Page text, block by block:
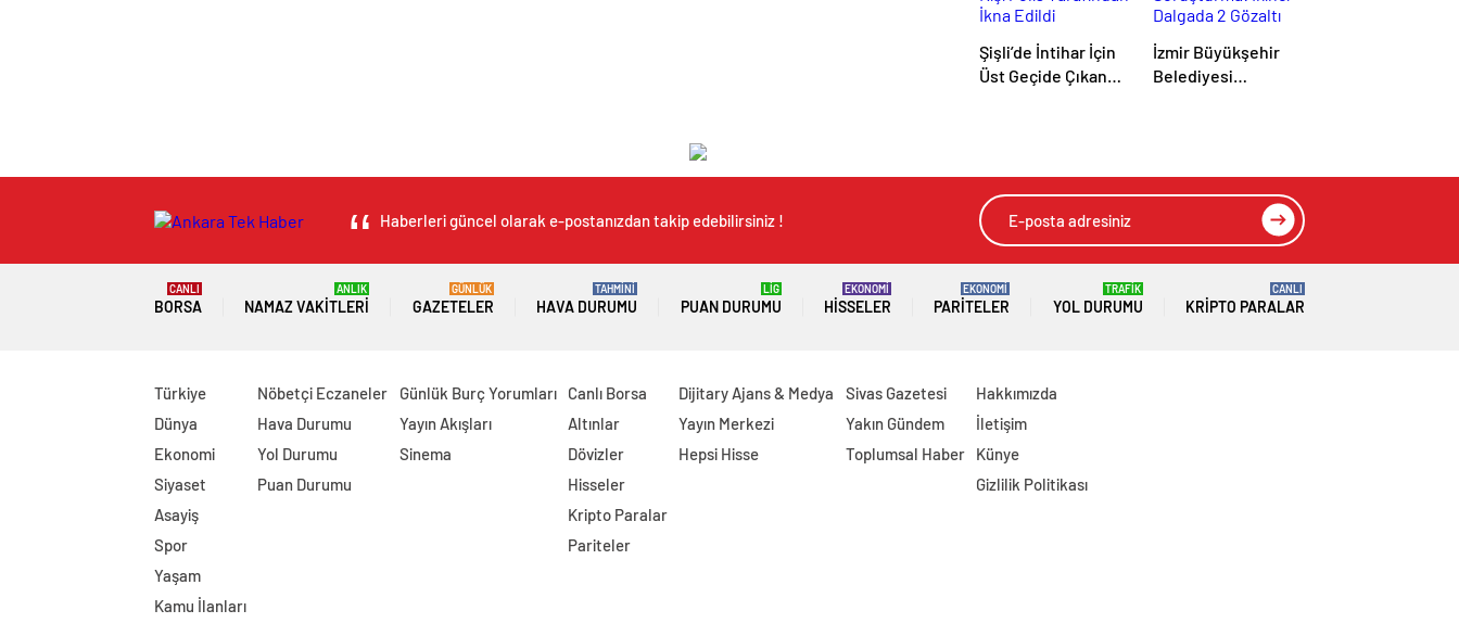
Şişli’de İntihar İçin
Üst Geçide Çıkan
İzmir Büyükşehir
Belediyesi
Haberleri güncel olarak e-postanızdan takip edebilirsiniz !
BORSA
CANLI
NAMAZ VAKITLERI
ANLIK
GAZETELER
GÜNLÜK
HAVA DURUMU
TAHMİNİ
PUAN DURUMU
LİG
HISSELER
EKONOMİ
PARITELER
EKONOMİ
YOL DURUMU
TRAFİK
KRIPTO PARALAR
CANLI
Türkiye
Dünya
Ekonomi
Siyaset
Asayiş
Spor
Yaşam
Kamu İlanları
Nöbetçi Eczaneler
Hava Durumu
Yol Durumu
Puan Durumu
Günlük Burç Yorumları
Yayın Akışları
Sinema
Canlı Borsa
Altınlar
Dövizler
Hisseler
Kripto Paralar
Pariteler
Dijitary Ajans & Medya
Yayın Merkezi
Hepsi Hisse
Sivas Gazetesi
Yakın Gündem
Toplumsal Haber
Hakkımızda
İletişim
Künye
Gizlilik Politikası